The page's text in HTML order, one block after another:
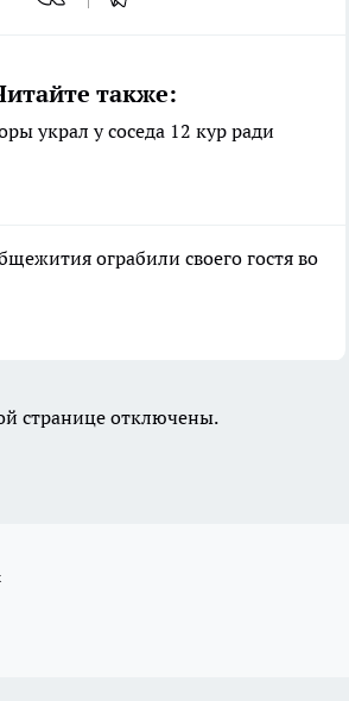
также:
украл у соседа 12 кур ради
ограбили своего гостя во
странице отключены.